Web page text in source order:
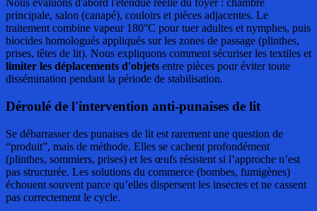
Nous évaluons d'abord l'étendue réelle du foyer : chambre
principale, salon (canapé), couloirs et pièces adjacentes. Le
traitement combine vapeur 180°C pour tuer adultes et nymphes, puis
biocides homologués appliqués sur les zones de passage (plinthes,
prises, têtes de lit). Nous expliquons comment sécuriser les textiles et
limiter les déplacements d'objets entre pièces pour éviter toute
dissémination pendant la période de stabilisation.
Déroulé de l'intervention anti-punaises de lit
Se débarrasser des punaises de lit est rarement une question de
“produit”, mais de méthode. Elles se cachent profondément
(plinthes, sommiers, prises) et les œufs résistent si l’approche n’est
pas structurée. Les solutions du commerce (bombes, fumigènes)
échouent souvent parce qu’elles dispersent les insectes et ne cassent
pas correctement le cycle.